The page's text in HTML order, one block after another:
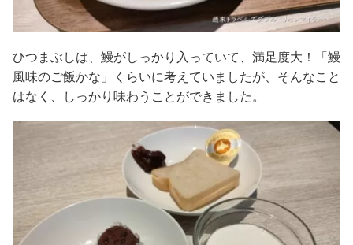
ひつまぶしは、鰻がしっかり入っていて、満足度大！「鰻
風味のご飯かな」くらいに考えていましたが、そんなこと
はなく、しっかり味わうことができました。